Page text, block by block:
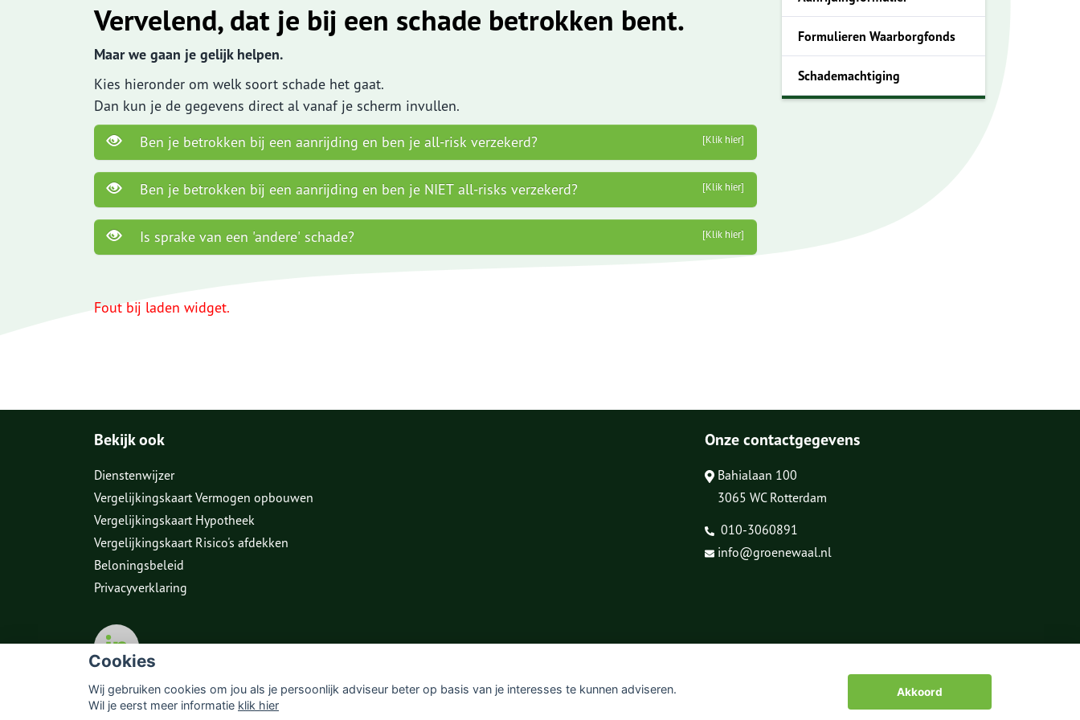
Cookies
Wij gebruiken cookies om jou als je persoonlijk adviseur beter op basis van je interesses te kunnen adviseren.
Wil je eerst meer informatie klik hier
Akkoord
Aanvraag caravanverzekering
Waardemeters
Herbouwwaardemeter
Inboedelwaardemeter
En verder....
Verzekeringskaarten
Vervelend, dat je bij een schade betrokken bent.
Maar we gaan je gelijk helpen.
Kies hieronder om welk soort schade het gaat.
Dan kun je de gegevens direct al vanaf je scherm invullen.
Ben je betrokken bij een aanrijding en ben je all-risk verzekerd?
[Klik hier]
Ben je betrokken bij een aanrijding en ben je NIET all-risks verzekerd? [Klik hier]
Is sprake van een 'andere' schade? [Klik hier]
Fout bij laden widget.
Formulieren Waarborgfonds
Schademachtiging
Bekijk ook
Dienstenwijzer
Vergelijkingskaart Vermogen opbouwen
Vergelijkingskaart Hypotheek
Vergelijkingskaart Risico's afdekken
Beloningsbeleid
Privacyverklaring
Onze contactgegevens
Bahialaan 100
3065 WC Rotterdam
010-3060891
info@groenewaal.nl
© CopyrightAssupport BV2026 Sitemap